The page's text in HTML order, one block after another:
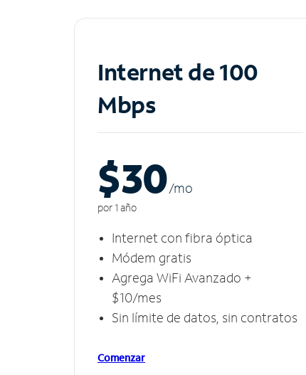
Internet de 100
Mbps
$30/mo
por 1 año
Internet con fibra óptica
Módem gratis
Agrega WiFi Avanzado +
$10/mes
Sin límite de datos, sin contratos
Comenzar